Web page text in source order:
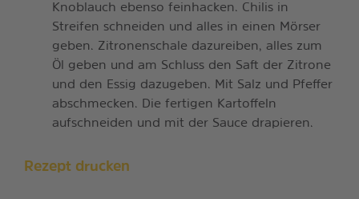
Knoblauch ebenso feinhacken. Chilis in
Streifen schneiden und alles in einen Mörser
geben. Zitronenschale dazureiben, alles zum
Öl geben und am Schluss den Saft der Zitrone
und den Essig dazugeben. Mit Salz und Pfeffer
abschmecken. Die fertigen Kartoffeln
aufschneiden und mit der Sauce drapieren.
Rezept drucken